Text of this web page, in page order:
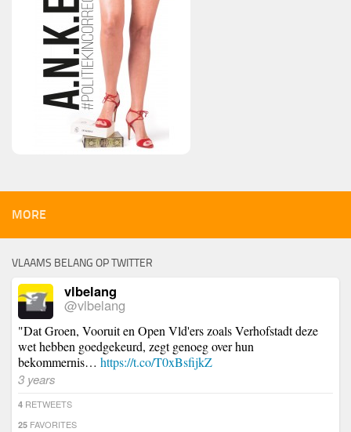
MORE
VLAAMS BELANG OP TWITTER
vlbelang
@vlbelang
"Dat Groen, Vooruit en Open Vld'ers zoals Verhofstadt deze
wet hebben goedgekeurd, zegt genoeg over hun
bekommernis… https://t.co/T0xBsfijkZ
3 years
4 RETWEETS
25 FAVORITES